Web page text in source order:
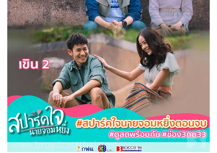
27-12-2563 สปาร์คใจนายจอมหยิ่ง